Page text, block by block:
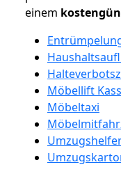
einem
Möbellift
Möbeltaxi